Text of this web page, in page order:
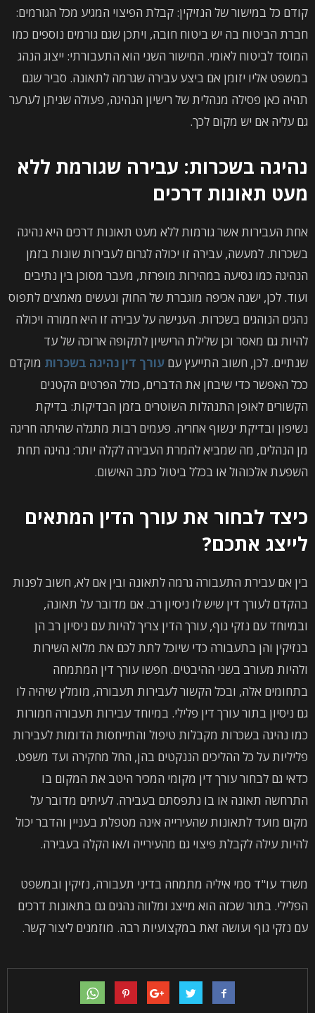
קודם כל במישור של הנזיקין: קבלת הפיצוי המגיע מכל הגורמים:
חברת הביטוח בה יש ביטוח חובה, ויתכן שגם גורמים נוספים כמו
המוסד לביטוח לאומי. המישור השני הוא התעבורתי: ייצוג הנהג
במשפט אליו יזומן אם ביצע עבירה שגרמה לתאונה. סביר שגם
תהיה כאן פסילה מנהלית של רישיון הנהיגה, פעולה שניתן לערער
גם עליה אם יש מקום לכך.
נהיגה בשכרות: עבירה שגורמת ללא
מעט תאונות דרכים
אחת העבירות אשר גורמות ללא מעט תאונות דרכים היא נהיגה
בשכרות. למעשה, עבירה זו יכולה לגרום לעבירות שונות בזמן
הנהיגה כמו נסיעה במהירות מופרזת, מעבר מסוכן בין נתיבים
ועוד. לכן, ישנה אכיפה מוגברת של החוק ונעשים מאמצים לתפוס
נהגים הנוהגים בשכרות. הענישה על עבירה זו היא חמורה ויכולה
להיות גם מאסר וכן שלילת הרישיון לתקופה ארוכה של עד
שנתיים. לכן, חשוב התייעץ עם עורך דין נהיגה בשכרות מוקדם
ככל האפשר כדי שיבחן את הדברים, כולל הפרטים הקטנים
הקשורים לאופן התנהלות השוטרים בזמן הבדיקות: בדיקת
נשיפון ובדיקת ינשוף אחריה. פעמים רבות מתגלה שהיתה חריגה
מן הנהלים, מה שמביא להמרת העבירה לקלה יותר: נהיגה תחת
השפעת אלכוהול או בכלל ביטול כתב האישום.
כיצד לבחור את עורך הדין המתאים
לייצג אתכם?
בין אם עבירת התעבורה גרמה לתאונה ובין אם לא, חשוב לפנות
בהקדם לעורך דין שיש לו ניסיון רב. אם מדובר על תאונה,
ובמיוחד עם נזקי גוף, עורך הדין צריך להיות עם ניסיון רב הן
בנזיקין והן בתעבורה כדי שיוכל לתת לכם את מלוא השירות
ולהיות מעורב בשני ההיבטים. חפשו עורך דין המתמחה
בתחומים אלה, ובכל הקשור לעבירות תעבורה, מומלץ שיהיה לו
גם ניסיון בתור עורך דין פלילי. במיוחד עבירות תעבורה חמורות
כמו נהיגה בשכרות מקבלות טיפול והתייחסות הדומות לעבירות
פליליות על כל ההליכים הננקטים בהן, החל מחקירה ועד משפט.
כדאי גם לבחור עורך דין מקומי המכיר היטב את המקום בו
התרחשה תאונה או בו נתפסתם בעבירה. לעיתים מדובר על
מקום מועד לתאונות שהעירייה אינה מטפלת בעניין והדבר יכול
להיות עילה לקבלת פיצוי גם מהעירייה ו/או הקלה בעבירה.
משרד עו"ד סמי איליה מתמחה בדיני תעבורה, נזיקין ובמשפט
הפלילי. בתור שכזה הוא מייצג ומלווה נהגים גם בתאונות דרכים
עם נזקי גוף ועושה זאת במקצועיות רבה. מוזמנים ליצור קשר.